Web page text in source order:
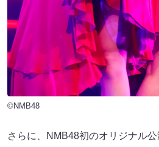
©NMB48
さらに、NMB48初のオリジナル